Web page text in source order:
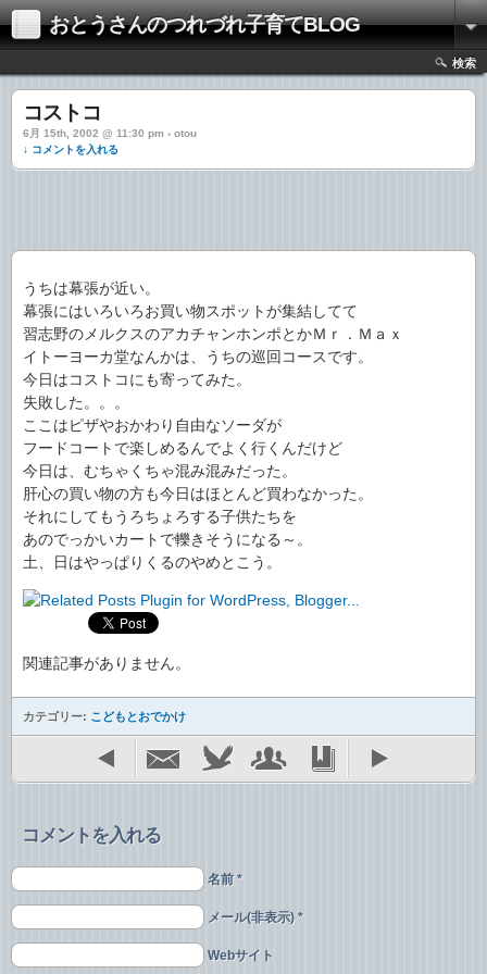
おとうさんのつれづれ子育てBLOG
検索
コストコ
6月 15th, 2002 @ 11:30 pm › otou
↓ コメントを入れる
うちは幕張が近い。
幕張にはいろいろお買い物スポットが集結してて
習志野のメルクスのアカチャンホンポとかＭｒ．Ｍａｘ
イトーヨーカ堂なんかは、うちの巡回コースです。
今日はコストコにも寄ってみた。
失敗した。。。
ここはピザやおかわり自由なソーダが
フードコートで楽しめるんでよく行くんだけど
今日は、むちゃくちゃ混み混みだった。
肝心の買い物の方も今日はほとんど買わなかった。
それにしてもうろちょろする子供たちを
あのでっかいカートで轢きそうになる～。
土、日はやっぱりくるのやめとこう。
関連記事がありません。
カテゴリー: こどもとおでかけ
コメントを入れる
名前 *
メール(非表示) *
Webサイト